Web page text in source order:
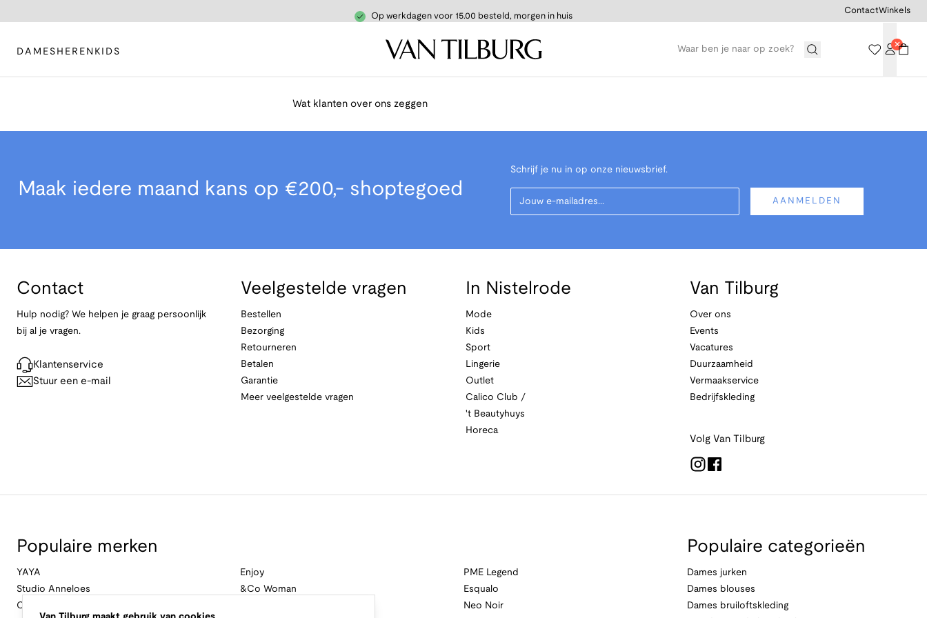
Op werkdagen voor 15.00 besteld, morgen in huis
DAMES HEREN KIDS
ContactWinkels
Wat klanten over ons zeggen
Maak iedere maand kans op €200,- shoptegoed
Schrijf je nu in op onze nieuwsbrief.
Your Email
AANMELDEN
Contact
Hulp nodig? We helpen je graag persoonlijk
bij al je vragen.
Klantenservice
Stuur een e-mail
Veelgestelde vragen
Bestellen
Bezorging
Retourneren
Betalen
Garantie
Meer veelgestelde vragen
In Nistelrode
Mode
Kids
Sport
Lingerie
Outlet
Calico Club /
't Beautyhuys
Horeca
Van Tilburg
Over ons
Events
Vacatures
Duurzaamheid
Vermaakservice
Bedrijfskleding
Volg Van Tilburg
Populaire merken
YAYA
Studio Anneloes
Cambio
Enjoy
&Co Woman
PME Legend
Esqualo
Neo Noir
Populaire categorieën
Dames jurken
Dames blouses
Dames bruiloftskleding